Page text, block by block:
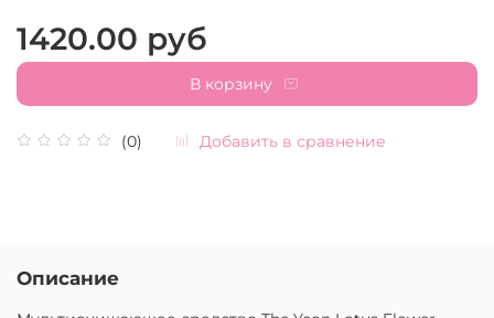
(0) Добавить в сравнение
1420.00 руб
В корзину
Описание